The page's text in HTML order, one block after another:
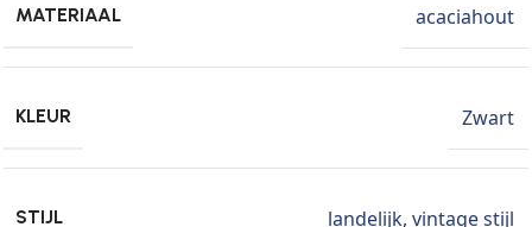
MATERIAAL acaciahout
KLEUR Zwart
STIJL landelijk, vintage stijl